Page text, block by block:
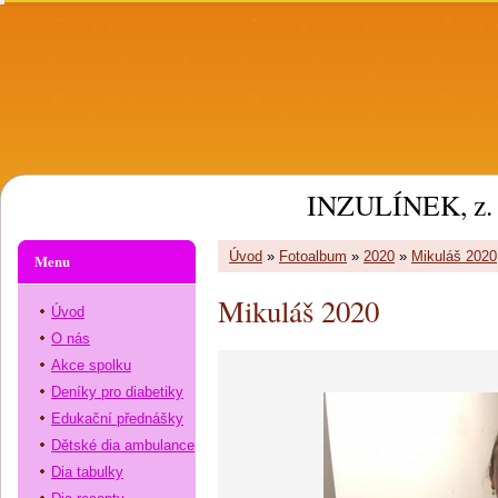
INZULÍNEK, z.
Úvod » Fotoalbum » 2020 » Mikuláš 2020
Mikuláš 2020
Menu
Úvod
O nás
Akce spolku
Deníky pro diabetiky
Edukační přednášky
Dětské dia ambulance
Dia tabulky